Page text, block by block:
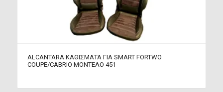
ALCANTARA ΚΑΘΙΣΜΑΤΑ ΓΙΑ SMART FORTWO
COUPE/CABRIO ΜΟΝΤΕΛΟ 451